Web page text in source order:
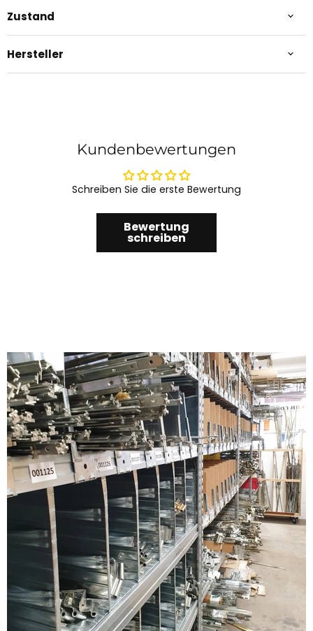
Zustand
Hersteller
Kundenbewertungen
Schreiben Sie die erste Bewertung
Bewertung
schreiben